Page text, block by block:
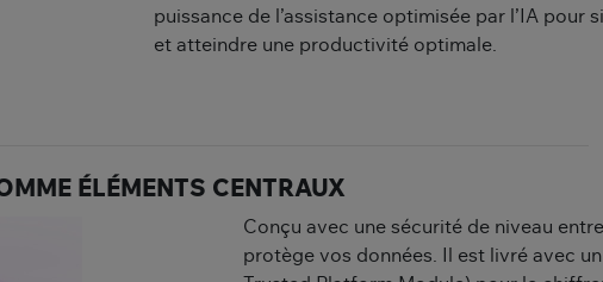
puissance de l’assistance optimisée par l’IA pour
et atteindre une productivité optimale.
ÉLÉMENTS CENTRAUX
Conçu avec une sécurité de niveau
protège vos données. Il est livré avec